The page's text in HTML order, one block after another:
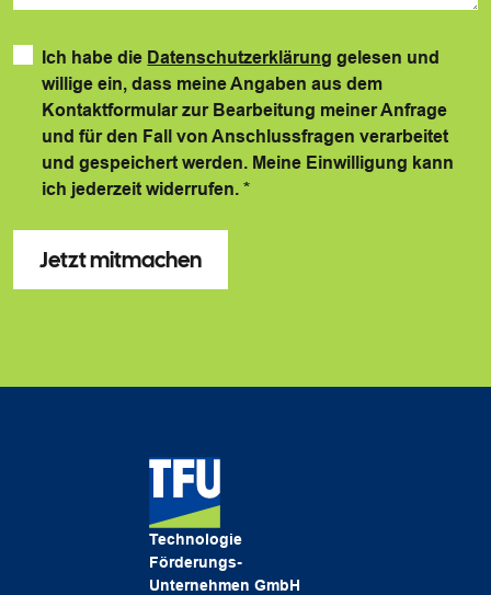
Ich habe die Datenschutzerklärung gelesen und
willige ein, dass meine Angaben aus dem
Kontaktformular zur Bearbeitung meiner Anfrage
und für den Fall von Anschlussfragen verarbeitet
und gespeichert werden. Meine Einwilligung kann
ich jederzeit widerrufen.*
Technologie
Förderungs-
Unternehmen GmbH